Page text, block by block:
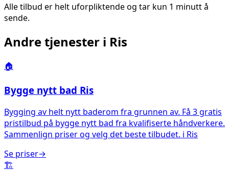
Alle tilbud er helt uforpliktende og tar kun 1 minutt å
sende.
Andre tjenester i Ris
🏠
Bygge nytt bad Ris
Bygging av helt nytt baderom fra grunnen av. Få 3 gratis
pristilbud på bygge nytt bad fra kvalifiserte håndverkere.
Sammenlign priser og velg det beste tilbudet. i Ris
Se priser→
🏗️